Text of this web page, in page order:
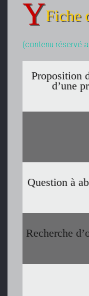
Fiche
(contenu réservé
Proposition
d’une
Question à
Recherche